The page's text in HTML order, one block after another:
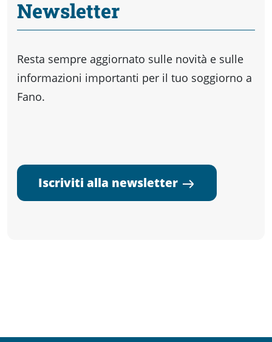
Newsletter
Resta sempre aggiornato sulle novità e sulle
informazioni importanti per il tuo soggiorno a
Fano.
Iscriviti alla newsletter